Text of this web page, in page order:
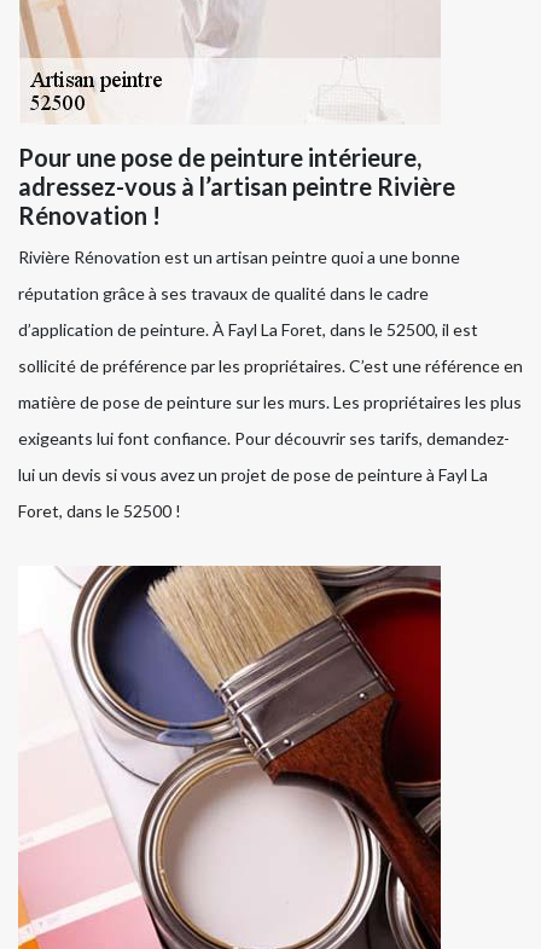
Pour une pose de peinture intérieure,
adressez-vous à l’artisan peintre Rivière
Rénovation !
Rivière Rénovation est un artisan peintre quoi a une bonne
réputation grâce à ses travaux de qualité dans le cadre
d’application de peinture. À Fayl La Foret, dans le 52500, il est
sollicité de préférence par les propriétaires. C’est une référence en
matière de pose de peinture sur les murs. Les propriétaires les plus
exigeants lui font confiance. Pour découvrir ses tarifs, demandez-
lui un devis si vous avez un projet de pose de peinture à Fayl La
Foret, dans le 52500 !